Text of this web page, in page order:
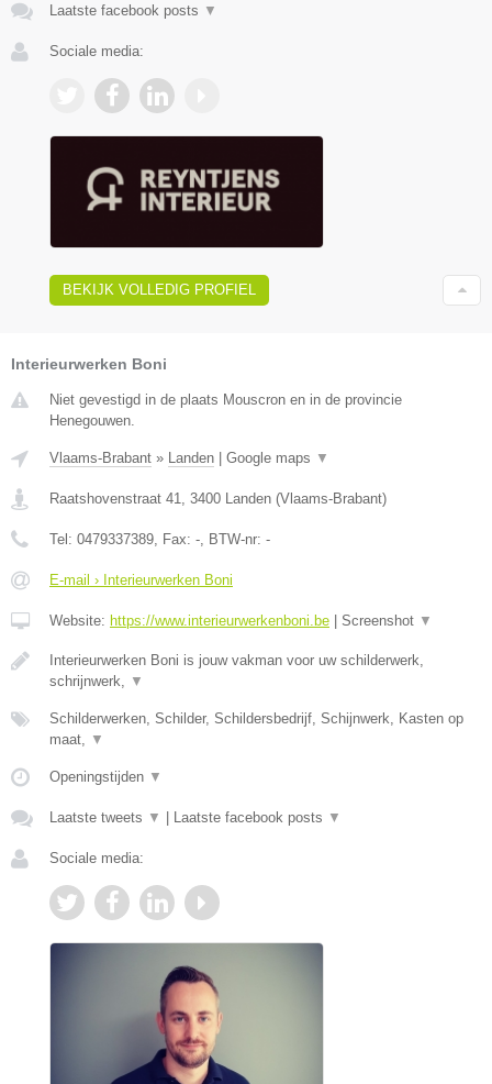
Laatste facebook posts ▼
Sociale media:
BEKIJK VOLLEDIG PROFIEL
Interieurwerken Boni
Niet gevestigd in de plaats Mouscron en in de provincie
Henegouwen.
Vlaams-Brabant » Landen Google maps ▼
Raatshovenstraat 41, 3400 Landen (Vlaams-Brabant)
Tel: 0479337389, Fax: -, BTW-nr: -
E-mail › Interieurwerken Boni
Website: https://www.interieurwerkenboni.be Screenshot ▼
Interieurwerken Boni is jouw vakman voor uw schilderwerk,
schrijnwerk, ▼
Schilderwerken, Schilder, Schildersbedrijf, Schijnwerk, Kasten op
maat, ▼
Openingstijden ▼
Laatste tweets ▼ Laatste facebook posts ▼
Sociale media: